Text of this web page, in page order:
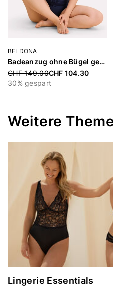
BELDONA
Badeanzug ohne Bügel gefüttert «Basic Swimsuit Cybill»
Price reduced from
CHF 149.00CHF 104.30
30% gespart
Weitere
Lingerie Essentials